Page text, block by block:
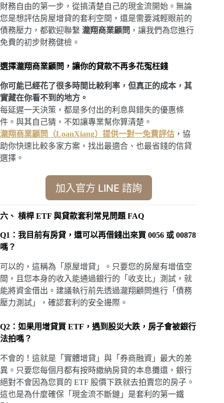
財務自由的第一步，從搞清楚自己的現金流開始。無論
您是想評估房屋增貸的套利空間，還是需要減輕眼前的
債務壓力，都歡迎聯繫 瀧翔商業顧問 ，讓我們為您進行
免費的初步財務健檢。
選擇瀧翔商業顧問，讓你的貸款不再多花冤枉錢
你可能已經花了很多時間比較利率，但真正的成本，其
實藏在你看不到的地方。
每延遲一天決策，都是多付出的利息與錯失的優惠條
件。與其自己猜，不如讓專業幫你算清楚。
瀧翔商業顧問（LoanXiang）提供一對一免費評估 ，協
助你快速比較多家方案，找出最適合、也最省錢的信貸
選擇。
加入官方 LINE 諮詢
六、 槓桿 ETF 與貸款套利常見問題 FAQ
Q1：我目前有房貸，還可以再借錢出來買 0056 或 00878
嗎？
可以的，這稱為「原屋增貸」。只要您的房屋有增值空
間，且您本身的收入能通過銀行的「收支比」測試，就
能將資金借出。建議執行前先透過瀧翔顧問進行「債務
壓力測試」，確認套利的安全邊際。
Q2：如果用增貸買 ETF，遇到股災大跌，房子會被銀行
法拍嗎？
不會的！這就是「實體增貸」與「券商融資」最大的差
異。只要您每個月都有按時繳納房貸的本息攤還，銀行
絕對不會因為您買的 ETF 股價下跌就去拍賣您的房子。
這也是為什麼確保「現金流不斷鏈」是套利的第一鐵